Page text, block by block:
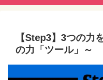
【Step3】3つの力
の力「ツール」～